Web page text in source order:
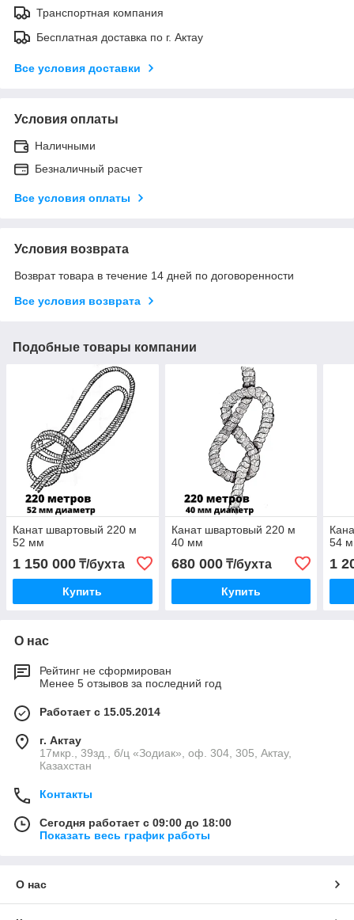
Транспортная компания
Бесплатная доставка по г. Актау
Все условия доставки
Условия оплаты
Наличными
Безналичный расчет
Все условия оплаты
Условия возврата
Возврат товара в течение 14 дней по договоренности
Все условия возврата
Подобные товары компании
Канат швартовый 220 м
52 мм
1 150 000 ₸/бухта
Купить
Канат швартовый 220 м
40 мм
680 000₸/бухта
Купить
54
1
О нас
Рейтинг не сформирован
Менее 5 отзывов за последний год
Работает с 15.05.2014
г. Актау
17мкр., 39зд., б/ц «Зодиак», оф. 304, 305, Актау,
Казахстан
Контакты
Сегодня работает с 09:00 до 18:00
Показать весь график работы
О нас